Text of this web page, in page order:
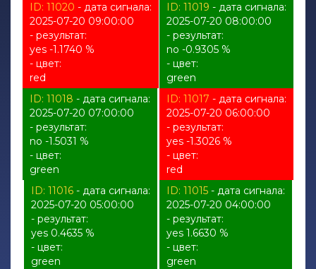
ID: 11020 - дата сигнала:
2025-07-20 09:00:00
- результат:
yes -1.1740 %
- цвет:
red
ID: 11019 - дата сигнала:
2025-07-20 08:00:00
- результат:
no -0.9305 %
- цвет:
green
ID: 11018 - дата сигнала:
2025-07-20 07:00:00
- результат:
no -1.5031 %
- цвет:
green
ID: 11017 - дата сигнала:
2025-07-20 06:00:00
- результат:
yes -1.3026 %
- цвет:
red
ID: 11016- дата сигнала:
2025-07-20 05:00:00
- результат:
yes 0.4635 %
- цвет:
green
ID: 11015 - дата сигнала:
2025-07-20 04:00:00
- результат:
yes 1.6630 %
- цвет:
green